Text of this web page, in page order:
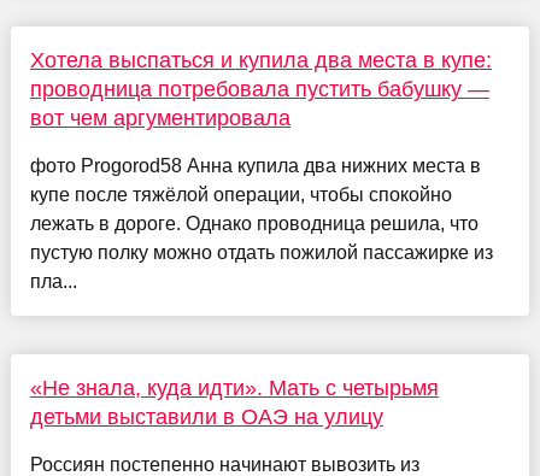
Хотела выспаться и купила два места в купе:
проводница потребовала пустить бабушку —
вот чем аргументировала
фото Progorod58 Анна купила два нижних места в
купе после тяжёлой операции, чтобы спокойно
лежать в дороге. Однако проводница решила, что
пустую полку можно отдать пожилой пассажирке из
пла...
«Не знала, куда идти». Мать с четырьмя
детьми выставили в ОАЭ на улицу
Россиян постепенно начинают вывозить из